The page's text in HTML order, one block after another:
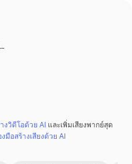
งวิดีโอด้วย AI และเพิ่มเสียงพากย์สุด
งมือสร้างเสียงด้วย AI